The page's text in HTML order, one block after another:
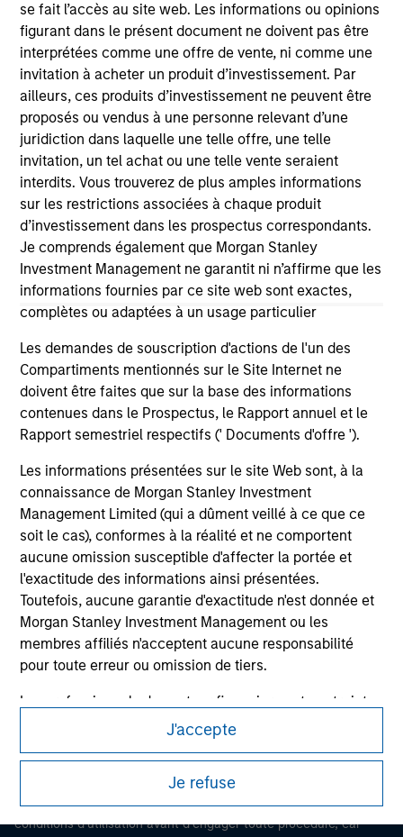
se fait l’accès au site web. Les informations ou opinions
figurant dans le présent document ne doivent pas être
interprétées comme une offre de vente, ni comme une
invitation à acheter un produit d’investissement. Par
ailleurs, ces produits d’investissement ne peuvent être
proposés ou vendus à une personne relevant d’une
juridiction dans laquelle une telle offre, une telle
invitation, un tel achat ou une telle vente seraient
interdits. Vous trouverez de plus amples informations
sur les restrictions associées à chaque produit
d’investissement dans les prospectus correspondants.
Je comprends également que Morgan Stanley
Investment Management ne garantit ni n’affirme que les
informations fournies par ce site web sont exactes,
complètes ou adaptées à un usage particulier
Les demandes de souscription d'actions de l'un des
Compartiments mentionnés sur le Site Internet ne
doivent être faites que sur la base des informations
contenues dans le Prospectus, le Rapport annuel et le
Rapport semestriel respectifs (' Documents d'offre ').
Les informations présentées sur le site Web sont, à la
connaissance de Morgan Stanley Investment
Management Limited (qui a dûment veillé à ce que ce
soit le cas), conformes à la réalité et ne comportent
aucune omission susceptible d'affecter la portée et
l'exactitude des informations ainsi présentées.
Toutefois, aucune garantie d'exactitude n'est donnée et
Morgan Stanley Investment Management ou les
membres affiliés n'acceptent aucune responsabilité
pour toute erreur ou omission de tiers.
Les professionnels du secteur financier sont contraints
de respecter certaines obligations destinées à
empêcher l’utilisation de fonds d’investissement à des
fins de blanchiment d’argent. Par conséquent, une
procédure d’identification des souscripteurs est
imposée. Morgan Stanley Investment Management
Limited peut procéder à des vérifications et d’autres
J'accepte
Je refuse
As of December 12, 2025. The above is provided for
informational and educational purposes only. There is no
guarantee that the investment mentioned resulted in
positive performance (for realized holdings), or will perform
well in the future (for current holdings). The trademarks and
service marks above are the property of their respective
owners. The information on this website has not been
authorized, sponsored, or otherwise approved by such
owners. By clicking on any links shown here, you agree that
you are navigating to a third party site. We are providing
these hyperlinks to you only as a convenience and the
inclusion of any hyperlink is not and does not imply any
endorsement, approval, investigation, verification or
monitoring by us of any information contained in any
hyperlinked site. In no event shall we be responsible for the
information contained on the site or your use of such site.
Morgan Stanley
Morgan Stanley Careers
Les utilisateurs sont invités à prendre connaissance des
conditions d’utilisation avant d’engager toute procédure, car